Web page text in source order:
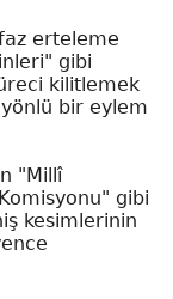
erteleme
gibi
kilitlemek
bir eylem
"Millî
gibi
kesimlerinin